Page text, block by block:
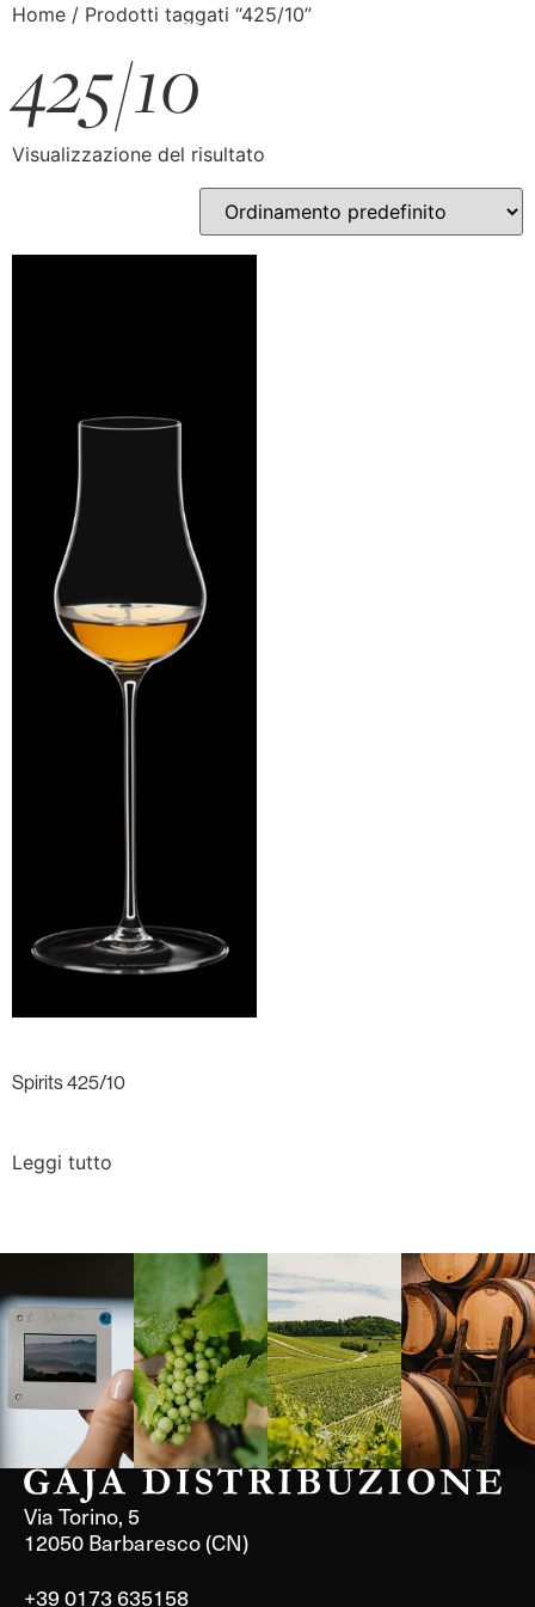
Home / Prodotti taggati “425/10”
425/10
Visualizzazione del risultato
Spirits 425/10
Leggi tutto
Langa, 1977 Borgogna,
Francia
Borgogna,
Francia
Instagram
Via Torino, 5
12050 Barbaresco (CN)
+39 0173 635158